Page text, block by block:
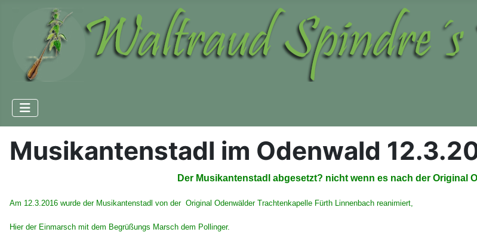
Musikantenstadl im Odenwald
Der Musikantenstadl abgesetzt? nicht wenn es nach der Original
Am 12.3.2016 wurde der Musikantenstadl von der Original Odenwälder Trachtenkapelle Fürth Linnenbach reanimiert,
Hier der Einmarsch mit dem Begrüßungs Marsch dem Pollinger.